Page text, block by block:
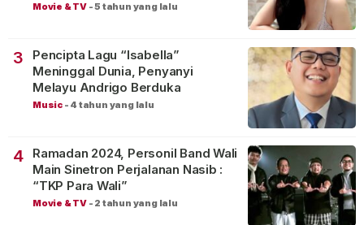
Movie & TV -5 tahun yang lalu
3
Pencipta Lagu “Isabella”
Meninggal Dunia, Penyanyi
Melayu Andrigo Berduka
Music - 4 tahun yang lalu
4
Ramadan 2024, Personil Band Wali
Main Sinetron Perjalanan Nasib :
“TKP Para Wali”
Movie & TV - 2 tahun yang lalu